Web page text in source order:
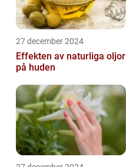
27 december 2024
Effekten av naturliga oljor
på huden